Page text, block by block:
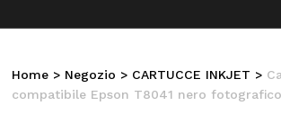
Home > Negozio > CARTUCCE INKJET >
compatibile Epson T8041 nero